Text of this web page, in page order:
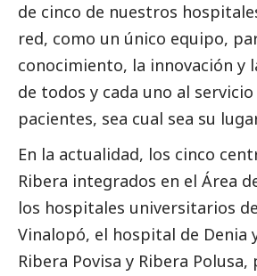
de cinco de nuestros
red, como un único equipo,
conocimiento, la innovación y
de todos y cada uno al servicio
pacientes, sea cual sea su
En la actualidad, los cinco
Ribera integrados en el Área
los hospitales universitarios
Vinalopó, el hospital de Denia
Ribera Povisa y Ribera